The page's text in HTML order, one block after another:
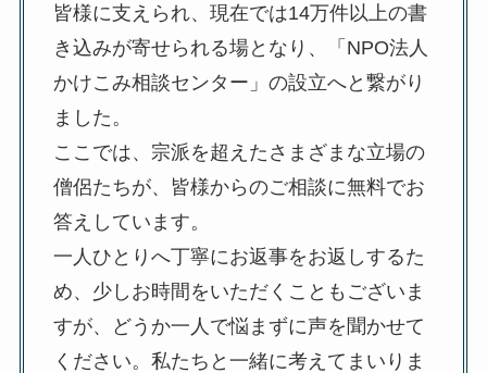
皆様に支えられ、現在では14万件以上の書
き込みが寄せられる場となり、「NPO法人
かけこみ相談センター」の設立へと繋がり
ました。
ここでは、宗派を超えたさまざまな立場の
僧侶たちが、皆様からのご相談に無料でお
答えしています。
一人ひとりへ丁寧にお返事をお返しするた
め、少しお時間をいただくこともございま
すが、どうか一人で悩まずに声を聞かせて
ください。私たちと一緒に考えてまいりま